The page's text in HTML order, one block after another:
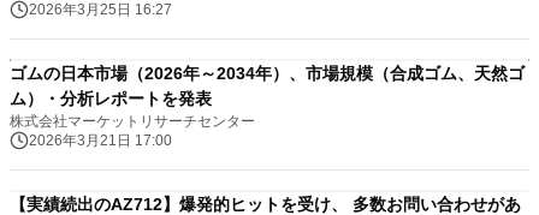
2026年3月25日 16:27
ゴムの日本市場（2026年～2034年）、市場規模（合成ゴム、天然ゴ
ム）・分析レポートを発表
株式会社マーケットリサーチセンター
2026年3月21日 17:00
【実績続出のAZ712】爆発的ヒットを受け、 多数お問い合わせがあ